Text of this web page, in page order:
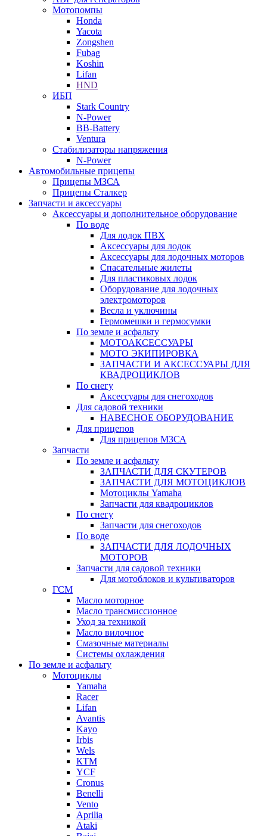
Мотопомпы
Honda
Yacota
Zongshen
Fubag
Koshin
Lifan
HND
ИБП
Stark Country
N-Power
BB-Battery
Ventura
Стабилизаторы напряжения
N-Power
Автомобильные прицепы
Прицепы МЗСА
Прицепы Сталкер
Запчасти и аксессуары
Аксессуары и дополнительное оборудование
По воде
Для лодок ПВХ
Аксессуары для лодок
Аксессуары для лодочных моторов
Спасательные жилеты
Для пластиковых лодок
Оборудование для лодочных
электромоторов
Весла и уключины
Гермомешки и гермосумки
По земле и асфальту
МОТОАКСЕССУАРЫ
МОТО ЭКИПИРОВКА
ЗАПЧАСТИ И АКСЕССУАРЫ ДЛЯ
КВАДРОЦИКЛОВ
По снегу
Аксессуары для снегоходов
Для садовой техники
НАВЕСНОЕ ОБОРУДОВАНИЕ
Для прицепов
Для прицепов МЗСА
Запчасти
По земле и асфальту
ЗАПЧАСТИ ДЛЯ СКУТЕРОВ
ЗАПЧАСТИ ДЛЯ МОТОЦИКЛОВ
Мотоциклы Yamaha
Запчасти для квадроциклов
По снегу
Запчасти для снегоходов
По воде
ЗАПЧАСТИ ДЛЯ ЛОДОЧНЫХ
МОТОРОВ
Запчасти для садовой техники
Для мотоблоков и культиваторов
ГСМ
Масло моторное
Масло трансмиссионное
Уход за техникой
Масло вилочное
Смазочные материалы
Системы охлаждения
По земле и асфальту
Мотоциклы
Yamaha
Racer
Lifan
Avantis
Kayo
Irbis
Wels
КТМ
YCF
Cronus
Benelli
Vento
Aprilia
Ataki